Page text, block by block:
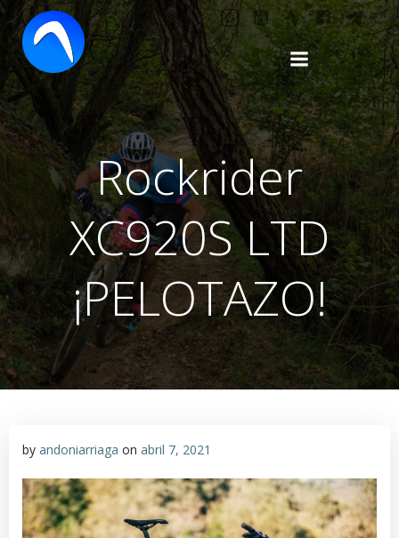
Saltar
al
contenido
Rockrider
XC920S LTD
¡PELOTAZO!
by andoniarriaga on abril 7, 2021